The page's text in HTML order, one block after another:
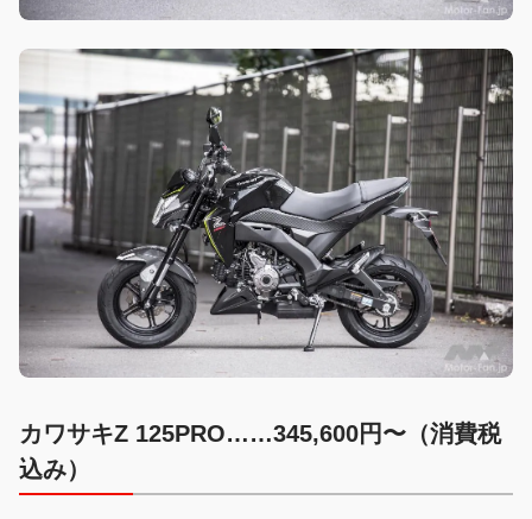
カワサキZ 125PRO……345,600円〜（消費税
込み）